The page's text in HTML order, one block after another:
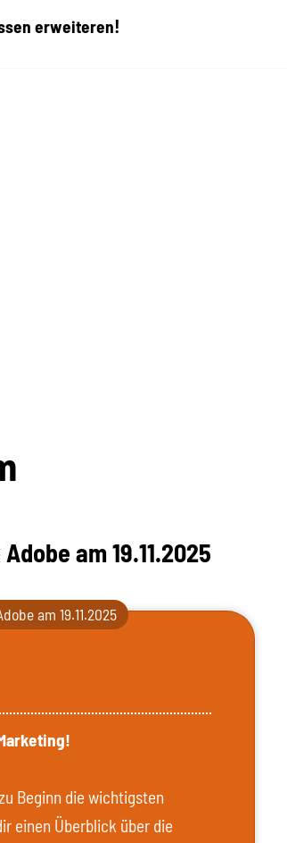
erweiteren!
am 19.11.2025
am 19.11.2025
Beginn die wichtigsten
einen Überblick über die